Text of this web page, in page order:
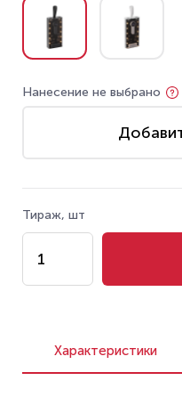
Нанесение не выбрано
Тираж, шт
Характеристики